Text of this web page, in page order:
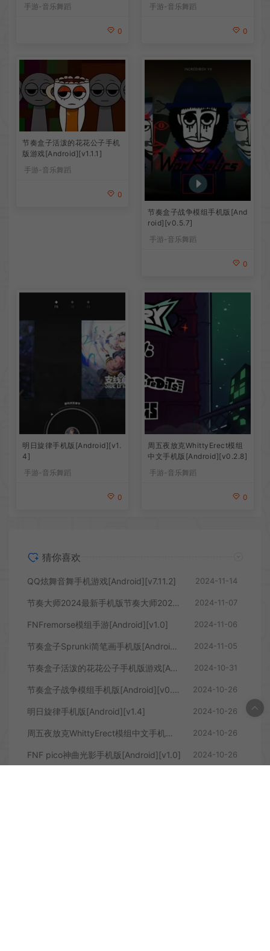
手游-音乐舞蹈
0
手游-音乐舞蹈
0
节奏盒子活泼的花花公子手机
版游戏[Android][v1.1.1]
手游-音乐舞蹈
0
节奏盒子战争模组手机版[And
roid][v0.5.7]
手游-音乐舞蹈
0
明日旋律手机版[Android][v1.
4]
手游-音乐舞蹈
0
周五夜放克WhittyErect模组
中文手机版[Android][v0.2.8]
手游-音乐舞蹈
0
猜你喜欢
QQ炫舞音舞手机游戏[Android][v7.11.2] 2024-11-14
节奏大师2024最新手机版节奏大师2024最新手机版[Android][v2.9.12.29137] 2024-11-07
FNFremorse模组手游[Android][v1.0] 2024-11-06
节奏盒子Sprunki简笔画手机版[Android][v1.0] 2024-11-05
节奏盒子活泼的花花公子手机版游戏[Android][v1.1.1] 2024-10-31
节奏盒子战争模组手机版[Android][v0.5.7] 2024-10-26
明日旋律手机版[Android][v1.4] 2024-10-26
周五夜放克WhittyErect模组中文手机版[Android][v0.2.8] 2024-10-26
FNF pico神曲光影手机版[Android][v1.0] 2024-10-26